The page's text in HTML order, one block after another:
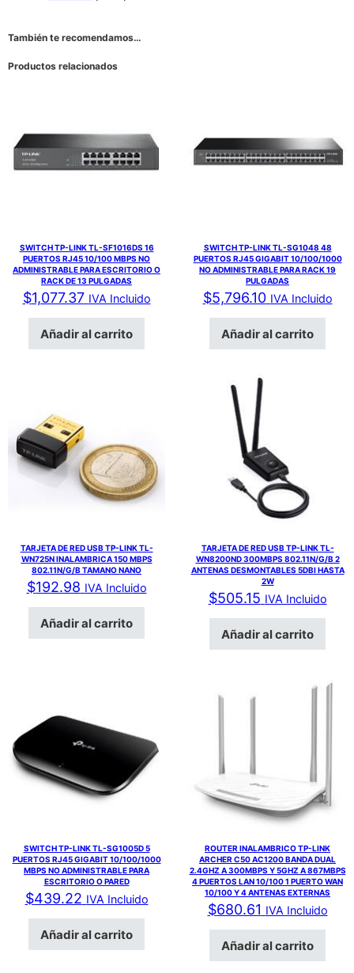
También te recomendamos…
Productos relacionados
SWITCH TP-LINK TL-SF1016DS 16
PUERTOS RJ45 10/100 MBPS NO
ADMINISTRABLE PARA ESCRITORIO O
RACK DE 13 PULGADAS
$1,077.37 IVA Incluido
Añadir al carrito
SWITCH TP-LINK TL-SG1048 48
PUERTOS RJ45 GIGABIT 10/100/1000
NO ADMINISTRABLE PARA RACK 19
PULGADAS
$5,796.10 IVA Incluido
Añadir al carrito
TARJETA DE RED USB TP-LINK TL-
WN725N INALAMBRICA 150 MBPS
802.11N/G/B TAMANO NANO
$192.98 IVA Incluido
Añadir al carrito
TARJETA DE RED USB TP-LINK TL-
WN8200ND 300MBPS 802.11N/G/B 2
ANTENAS DESMONTABLES 5DBI HASTA
2W
$505.15 IVA Incluido
Añadir al carrito
SWITCH TP-LINK TL-SG1005D 5
PUERTOS RJ45 GIGABIT 10/100/1000
MBPS NO ADMINISTRABLE PARA
ESCRITORIO O PARED
$439.22 IVA Incluido
Añadir al carrito
ROUTER INALAMBRICO TP-LINK
ARCHER C50 AC1200 BANDA DUAL
2.4GHZ A 300MBPS Y 5GHZ A 867MBPS
4 PUERTOS LAN 10/100 1 PUERTO WAN
10/100 Y 4 ANTENAS EXTERNAS
$680.61 IVA Incluido
Añadir al carrito